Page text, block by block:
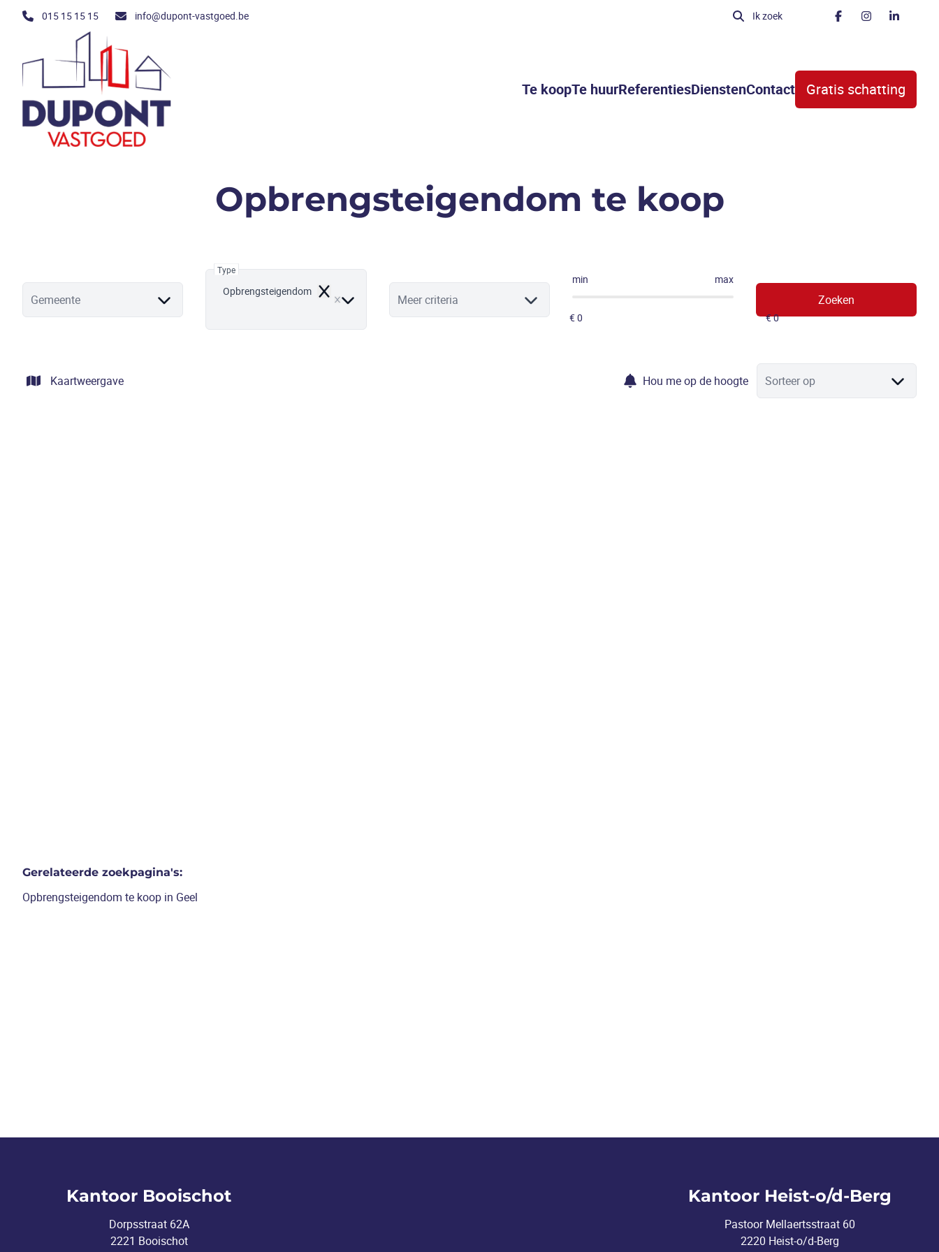
Ga naar hoofdinhoud
015 15 15 15 info@dupont-vastgoed.be Ik zoek
Te koopTe huurReferentiesDienstenContact Gratis schatting
Opbrengsteigendom te koop
Gemeente
Type
Opbrengsteigendom Remove Meer criteria
min max
Zoeken
Kaartweergave Hou me op de hoogte Sorteer op
Gerelateerde zoekpagina's:
Opbrengsteigendom te koop in Geel
Kantoor Booischot
Dorpsstraat 62A
2221 Booischot
Kantoor Heist-o/d-Berg
Pastoor Mellaertsstraat 60
2220 Heist-o/d-Berg